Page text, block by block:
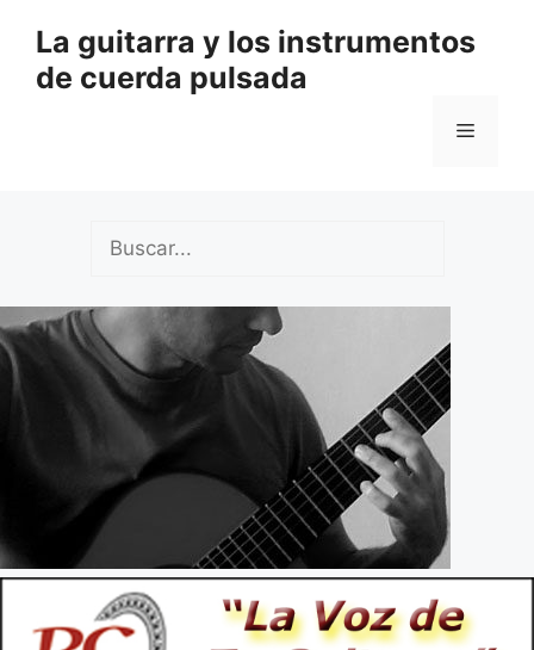
contenido
La guitarra y los instrumentos
de cuerda pulsada
Menú